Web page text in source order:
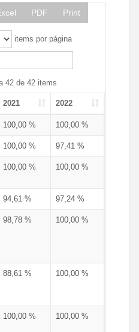
PDF Print
items por página
42 de 42 items
2021 2022
100,00 % 100,00 %
100,00 % 97,41 %
100,00 % 100,00 %
94,61 % 97,24 %
98,78 % 100,00 %
88,61 % 100,00 %
100,00 % 100,00 %